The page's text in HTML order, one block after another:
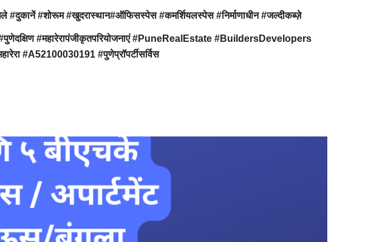
#शोरूम #खुदरास्थान#ऑफिसस्पेस #कमर्शियलस्पेस #निर्माणाधीन #जल्दीकब्ज़े
#महारेरापंजीकृतपरियोजनाएं #PuneRealEstate #BuildersDevelopers
#A52100030191 #पुणेप्रॉपर्टीसर्विस